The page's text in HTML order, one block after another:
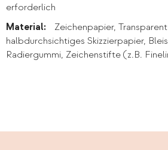
erforderlich
Material: Zeichenpapier,
halbdurchsichtiges Skizzierpapier,
Radiergummi, Zeichenstifte (z.B.